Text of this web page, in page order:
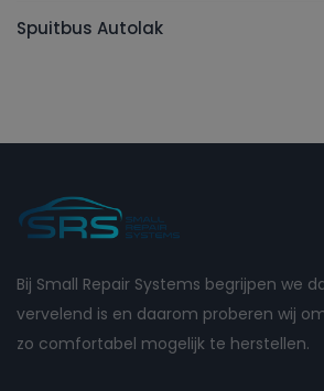
Spuitbus Autolak
Bij Small Repair Systems begrijpen we
vervelend is en daarom proberen wij
zo comfortabel mogelijk te herstellen.